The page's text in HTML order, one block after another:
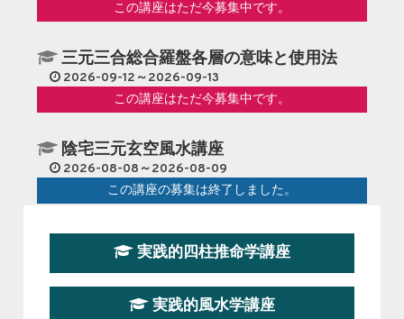
この講座はただ今募集中です。
三元三合総合羅盤各層の意味と使用法
2026-09-12～2026-09-13
この講座はただ今募集中です。
陰宅三元玄空風水講座
2026-08-08～2026-08-09
この講座の募集は終了しました。
第１９期立命塾『実践的易学講座』
2026-08-22～2026-10-25
実践的四柱推命学講座
実践的風水学講座